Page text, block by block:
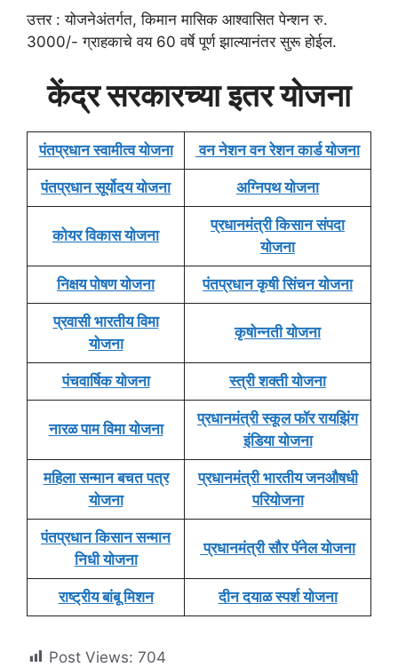
उत्तर : योजनेअंतर्गत, किमान मासिक आश्वासित पेन्शन रु.
3000/- ग्राहकाचे वय 60 वर्षे पूर्ण झाल्यानंतर सुरू होईल.
केंद्र सरकारच्या इतर योजना
पंतप्रधान स्वामीत्व योजना वन नेशन वन रेशन कार्ड योजना
पंतप्रधान सूर्योदय योजना अग्निपथ योजना
कोयर विकास योजना
प्रधानमंत्री किसान संपदा
योजना
निक्षय पोषण योजना पंतप्रधान कृषी सिंचन योजना
प्रवासी भारतीय विमा
योजना
कृषोन्नती योजना
पंचवार्षिक योजना स्त्री शक्ती योजना
नारळ पाम विमा योजना
प्रधानमंत्री स्कूल फॉर रायझिंग
इंडिया योजना
महिला सन्मान बचत पत्र
योजना
प्रधानमंत्री भारतीय जनऔषधी
परियोजना
पंतप्रधान किसान सन्मान
निधी योजना
प्रधानमंत्री सौर पॅनेल योजना
राष्ट्रीय बांबू मिशन दीन दयाळ स्पर्श योजना
Post Views: 704